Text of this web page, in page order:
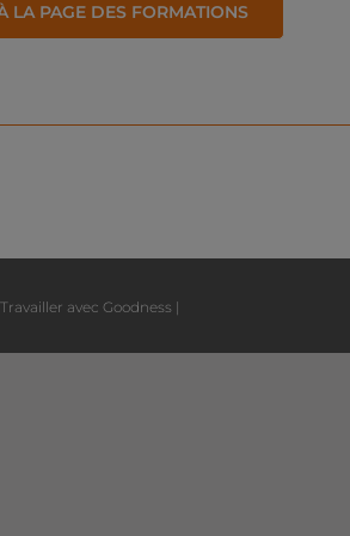
LA PAGE DES FORMATIONS
Travailler avec Goodness |